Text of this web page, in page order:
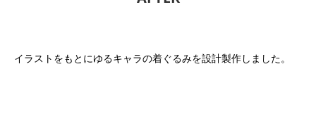
イラストをもとにゆるキャラの着ぐるみを設計製作しました。